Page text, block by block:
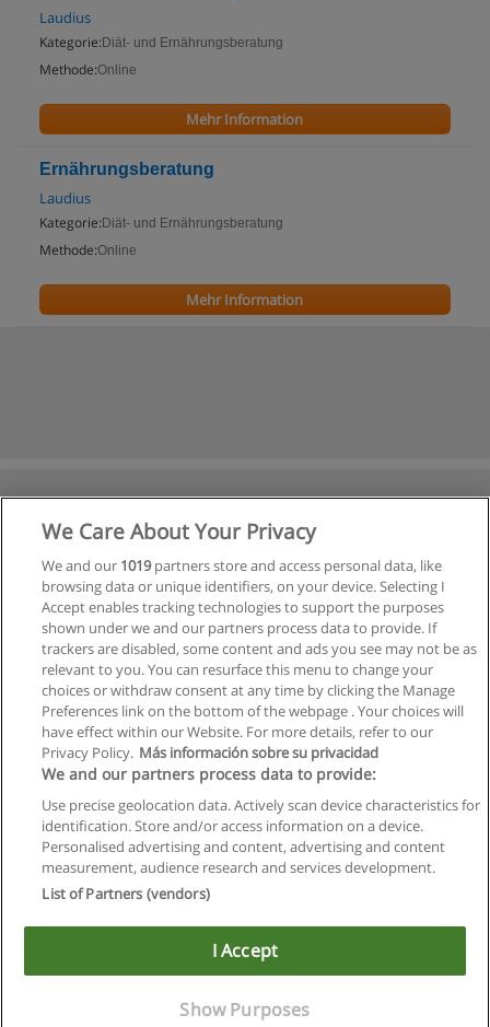
Laudius
Kategorie: Diät- und Ernährungsberatung
Methode:Online
Mehr Information
Ernährungsberatung
Laudius
Kategorie: Diät- und Ernährungsberatung
Methode:Online
Mehr Information
Allgemeinen geschäftsbedingungen
Datenschutzpolitik
Copyright © Educaedu Business S.L. - CIF : B-95610580: -
www.educaedu.at
We Care About Your Privacy
We and our 1019partners store and access personal data, like
browsing data or unique identifiers, on your device. Selecting I
Accept enables tracking technologies to support the purposes
shown under we and our partners process data to provide. If
trackers are disabled, some content and ads you see may not be as
relevant to you. You can resurface this menu to change your
choices or withdraw consent at any time by clicking the Manage
Preferences link on the bottom of the webpage . Your choices will
have effect within our Website. For more details, refer to our
Privacy Policy. Más información sobre su privacidad
We and our partners process data to provide:
Use precise geolocation data. Actively scan device characteristics for
identification. Store and/or access information on a device.
Personalised advertising and content, advertising and content
measurement, audience research and services development.
List of Partners (vendors)
I Accept
Show Purposes